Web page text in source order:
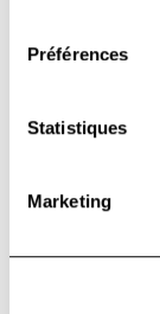
Préférences
Statistiques
Marketing
Actualités
Confidentialité
La SEP